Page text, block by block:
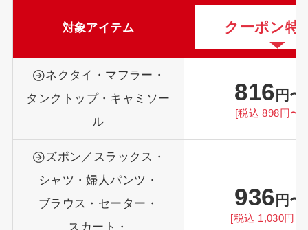
対象アイテム クーポン特
ネクタイ・マフラー・
タンクトップ・キャミソー
ル
816 円〜
[税込 898円〜]
ズボン／スラックス・
シャツ・婦人パンツ・
ブラウス・セーター・
スカート・
936 円〜
[税込 1,030円〜]